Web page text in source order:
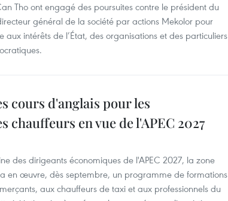
Tho ont engagé des poursuites contre le président du
général de la société par actions Mekolor pour
aux intérêts de l’État, des organisations et des particuliers
cours d'anglais pour les
chauffeurs en vue de l'APEC 2027
des dirigeants économiques de l'APEC 2027, la zone
en œuvre, dès septembre, un programme de formations
aux chauffeurs de taxi et aux professionnels du